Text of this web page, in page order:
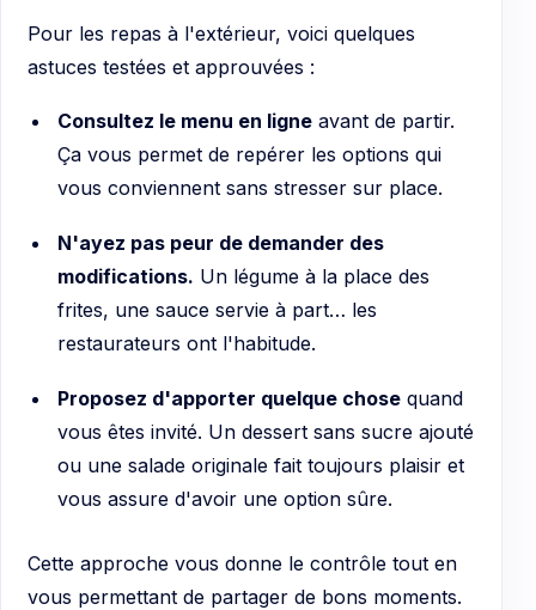
Pour les repas à l'extérieur, voici quelques
astuces testées et approuvées :
Consultez le menu en ligneavant de partir.
Ça vous permet de repérer les options qui
vous conviennent sans stresser sur place.
N'ayez pas peur de demander des
modifications. Un légume à la place des
frites, une sauce servie à part… les
restaurateurs ont l'habitude.
Proposez d'apporter quelque chosequand
vous êtes invité. Un dessert sans sucre ajouté
ou une salade originale fait toujours plaisir et
vous assure d'avoir une option sûre.
Cette approche vous donne le contrôle tout en
vous permettant de partager de bons moments.